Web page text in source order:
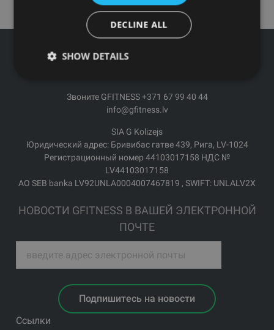
Звоните GFITNESS +371 67 99 40 44
info@gfitness.lv
SIA G Kolizejs
Юридический адрес: Бривибас гатве 439, Рига, LV-1024
Регистрационный номер 44103017158 НДС №
LV44103017158
АО SEB banka LV92UNLA0004007467819 , SWIFT: UNLALV2X
НОВОСТИ GFITNESS В ВАШЕЙ ЭЛЕКТРОННОЙ
ПОЧТЕ
Подпишитесь на новости
Ссылки
DECLINE ALL
SHOW DETAILS